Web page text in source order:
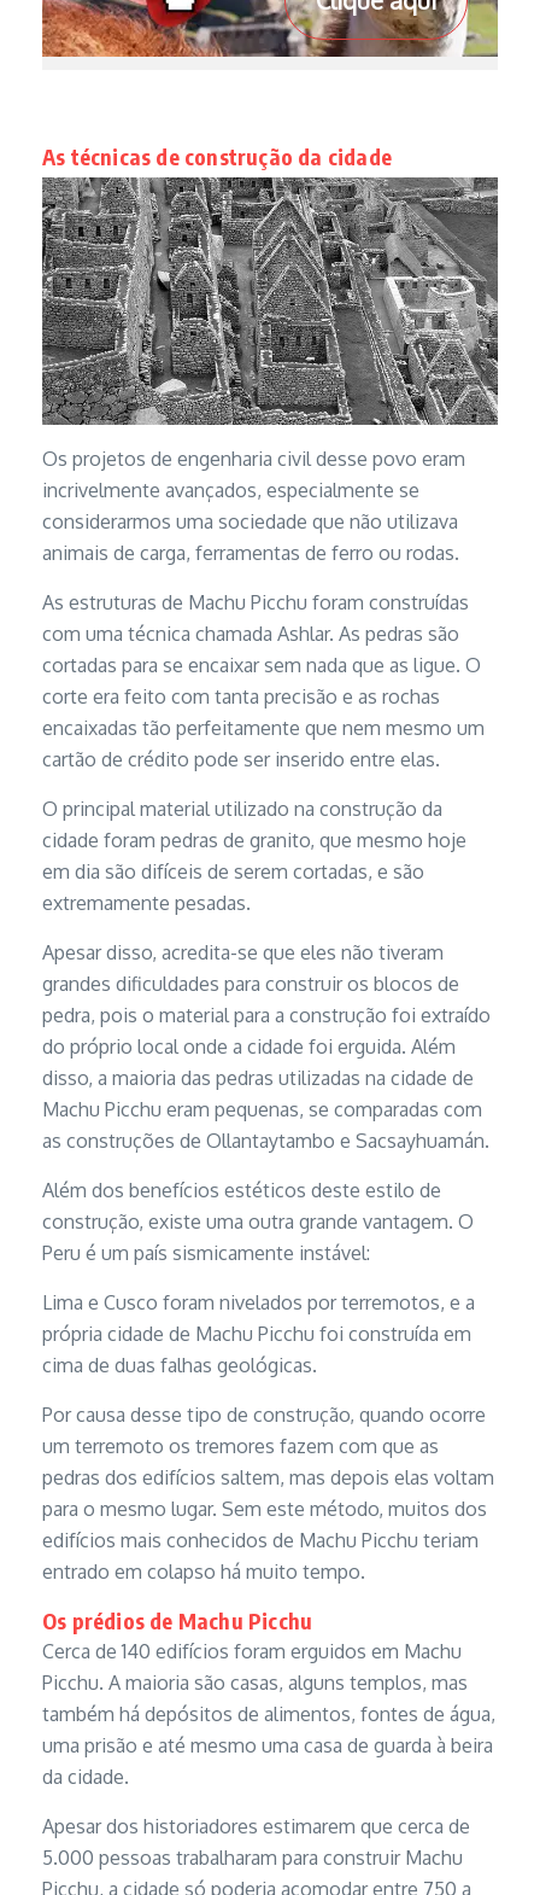
As técnicas de construção da cidade
Os projetos de engenharia civil desse povo eram
incrivelmente avançados, especialmente se
considerarmos uma sociedade que não utilizava
animais de carga, ferramentas de ferro ou rodas.
As estruturas de Machu Picchu foram construídas
com uma técnica chamada Ashlar. As pedras são
cortadas para se encaixar sem nada que as ligue. O
corte era feito com tanta precisão e as rochas
encaixadas tão perfeitamente que nem mesmo um
cartão de crédito pode ser inserido entre elas.
O principal material utilizado na construção da
cidade foram pedras de granito, que mesmo hoje
em dia são difíceis de serem cortadas, e são
extremamente pesadas.
Apesar disso, acredita-se que eles não tiveram
grandes dificuldades para construir os blocos de
pedra, pois o material para a construção foi extraído
do próprio local onde a cidade foi erguida. Além
disso, a maioria das pedras utilizadas na cidade de
Machu Picchu eram pequenas, se comparadas com
as construções de Ollantaytambo e Sacsayhuamán.
Além dos benefícios estéticos deste estilo de
construção, existe uma outra grande vantagem. O
Peru é um país sismicamente instável:
Lima e Cusco foram nivelados por terremotos, e a
própria cidade de Machu Picchu foi construída em
cima de duas falhas geológicas.
Por causa desse tipo de construção, quando ocorre
um terremoto os tremores fazem com que as
pedras dos edifícios saltem, mas depois elas voltam
para o mesmo lugar. Sem este método, muitos dos
edifícios mais conhecidos de Machu Picchu teriam
entrado em colapso há muito tempo.
Os prédios de Machu Picchu
Cerca de 140 edifícios foram erguidos em Machu
Picchu. A maioria são casas, alguns templos, mas
também há depósitos de alimentos, fontes de água,
uma prisão e até mesmo uma casa de guarda à beira
da cidade.
Apesar dos historiadores estimarem que cerca de
5.000 pessoas trabalharam para construir Machu
Picchu, a cidade só poderia acomodar entre 750 a